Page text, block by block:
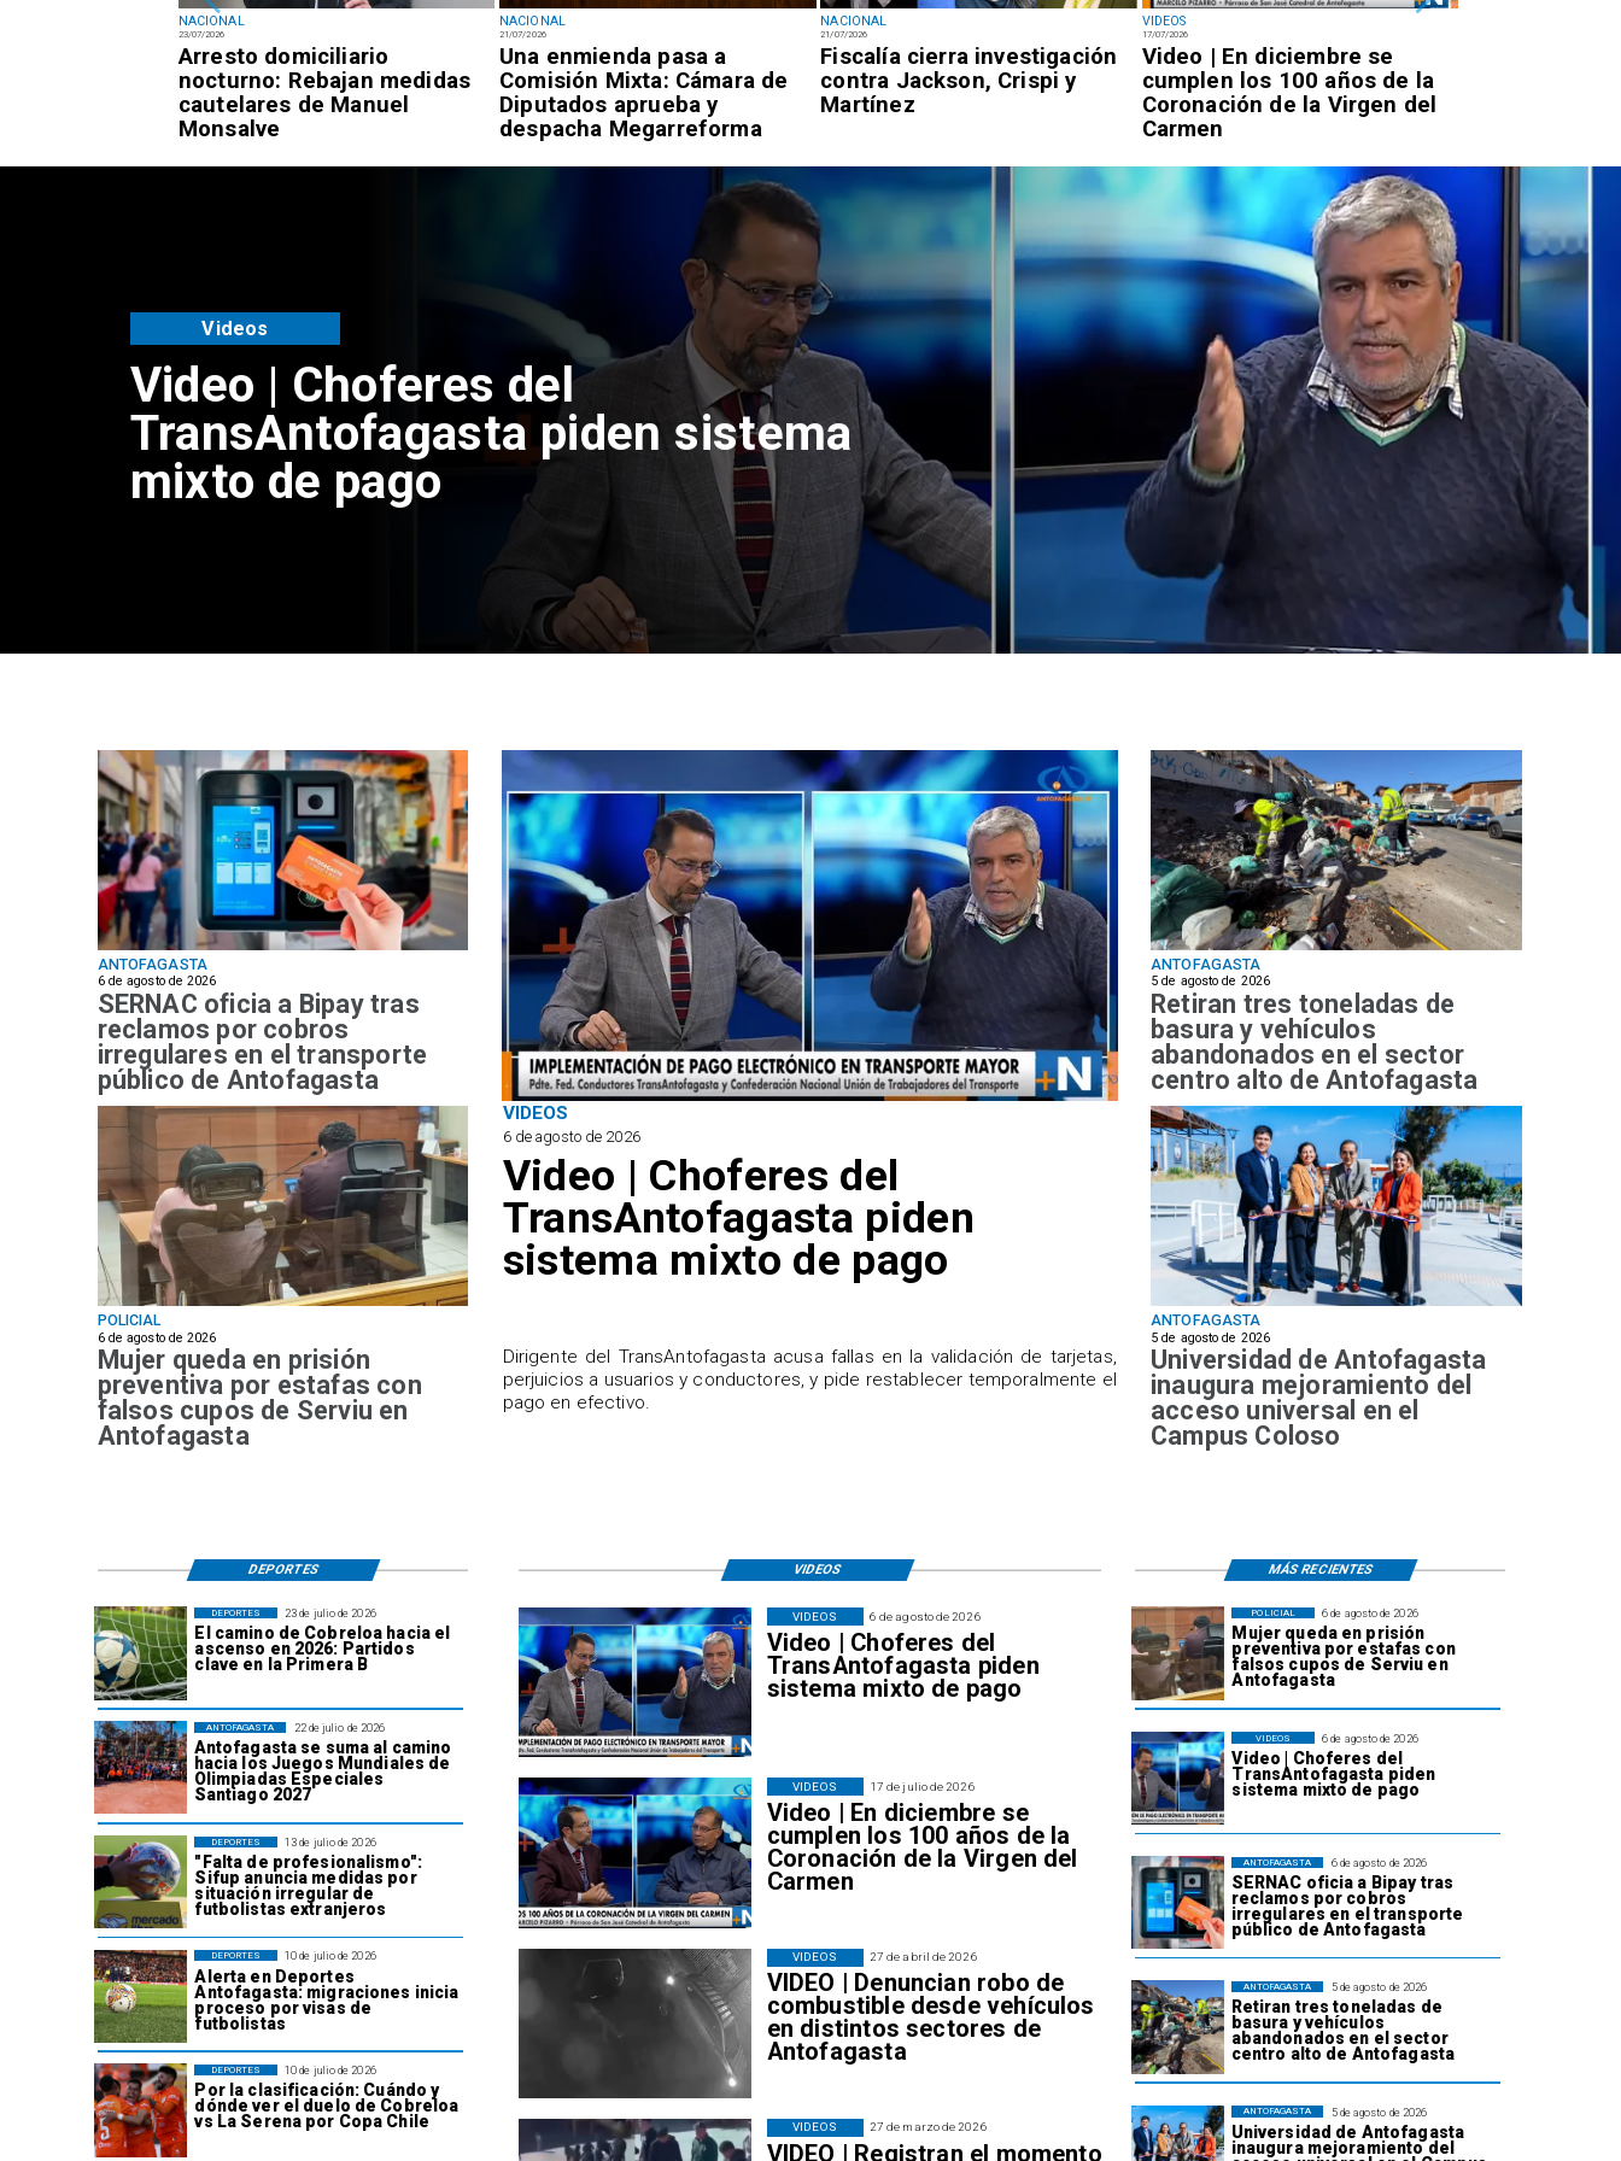
NACIONAL
23/07/2026
Arresto domiciliario
nocturno: Rebajan medidas
cautelares de Manuel
Monsalve
NACIONAL
21/07/2026
Una enmienda pasa a
Comisión Mixta: Cámara de
Diputados aprueba y
despacha Megarreforma
NACIONAL
21/07/2026
Fiscalía cierra investigación
contra Jackson, Crispi y
Martínez
VIDEOS
17/07/2026
Video | En diciembre se
cumplen los 100 años de la
Coronación de la Virgen del
Carmen
Video | Choferes del
TransAntofagasta piden sistema
mixto de pago
Videos
ANTOFAGASTA
6 de agosto de 2026
SERNAC oficia a Bipay tras
reclamos por cobros
irregulares en el transporte
público de Antofagasta
VIDEOS
6 de agosto de 2026
Video | Choferes del
TransAntofagasta piden
sistema mixto de pago
​Dirigente del TransAntofagasta acusa fallas en la validación de tarjetas,
perjuicios a usuarios y conductores, y pide restablecer temporalmente el
pago en efectivo.
POLICIAL
6 de agosto de 2026
Mujer queda en prisión
preventiva por estafas con
falsos cupos de Serviu en
Antofagasta
ANTOFAGASTA
5 de agosto de 2026
Retiran tres toneladas de
basura y vehículos
abandonados en el sector
centro alto de Antofagasta
ANTOFAGASTA
5 de agosto de 2026
Universidad de Antofagasta
inaugura mejoramiento del
acceso universal en el
Campus Coloso
6 de agosto de 2026
Mujer queda en prisión
preventiva por estafas con
falsos cupos de Serviu en
Antofagasta
POLICIAL
6 de agosto de 2026
Video | Choferes del
TransAntofagasta piden
sistema mixto de pago
VIDEOS
6 de agosto de 2026
SERNAC oficia a Bipay tras
reclamos por cobros
irregulares en el transporte
público de Antofagasta
ANTOFAGASTA
5 de agosto de 2026
Retiran tres toneladas de
basura y vehículos
abandonados en el sector
centro alto de Antofagasta
ANTOFAGASTA
5 de agosto de 2026
Universidad de Antofagasta
inaugura mejoramiento del
ANTOFAGASTA
23 de julio de 2026
El camino de Cobreloa hacia el
ascenso en 2026: Partidos
clave en la Primera B
DEPORTES
22 de julio de 2026
Antofagasta se suma al camino
hacia los Juegos Mundiales de
Olimpiadas Especiales
Santiago 2027
ANTOFAGASTA
13 de julio de 2026
"Falta de profesionalismo":
Sifup anuncia medidas por
situación irregular de
futbolistas extranjeros
DEPORTES
10 de julio de 2026
Alerta en Deportes
Antofagasta: migraciones inicia
proceso por visas de
futbolistas
DEPORTES
10 de julio de 2026
Por la clasificación: Cuándo y
dónde ver el duelo de Cobreloa
vs La Serena por Copa Chile
DEPORTES
6 de agosto de 2026
Video | Choferes del
TransAntofagasta piden
sistema mixto de pago
VIDEOS
17 de julio de 2026
Video | En diciembre se
cumplen los 100 años de la
Coronación de la Virgen del
Carmen
VIDEOS
27 de abril de 2026
VIDEO | Denuncian robo de
combustible desde vehículos
en distintos sectores de
Antofagasta
VIDEOS
27 de marzo de 2026
VIDEO | Registran el momento
VIDEOS
VIDEOS
DEPORTES MÁS RECIENTES